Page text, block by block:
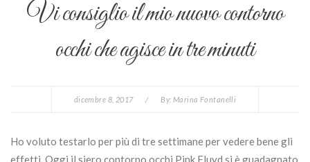
Vi consiglio il mio nuovo contorno
occhi che agisce in tre minuti
dicembre 8, 2017 / By: Marina Fontanelli
Ho voluto testarlo per più di tre settimane per vedere bene gli
effetti. Oggi il siero contorno occhi Pink Fluyd si è guadagnato